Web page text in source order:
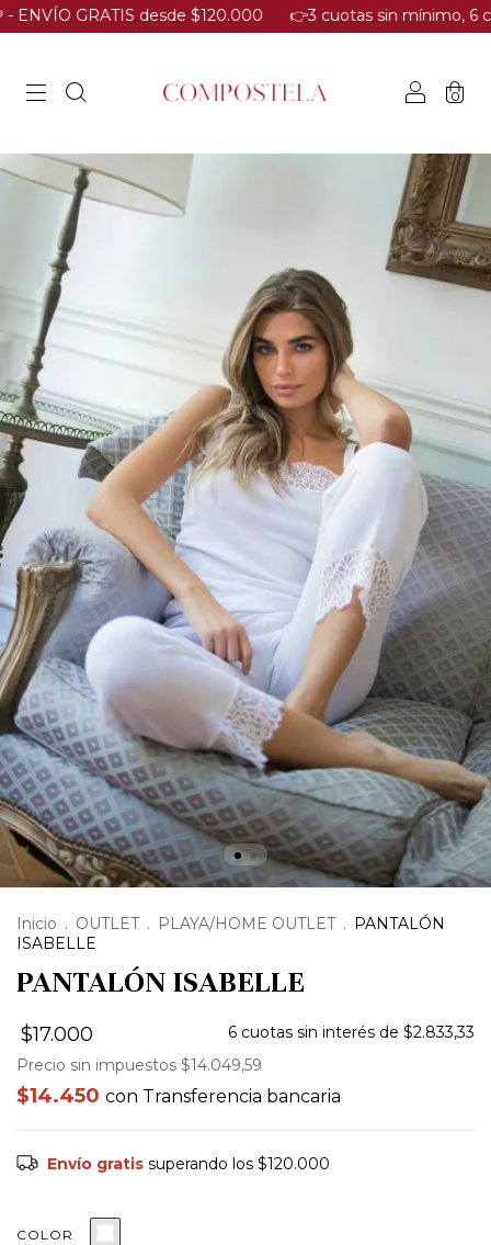
desde $120.000​ ​👉3 cuotas sin mínimo, 6 cuotas
0
Inicio . OUTLET . PLAYA/HOME OUTLET .
PANTALÓN
ISABELLE
PANTALÓN ISABELLE
$17.000 6 cuotas sin interés de $2.833,33
Precio sin impuestos $14.049,59
$14.450 con Transferencia bancaria
Envío gratis superando los $120.000
COLOR